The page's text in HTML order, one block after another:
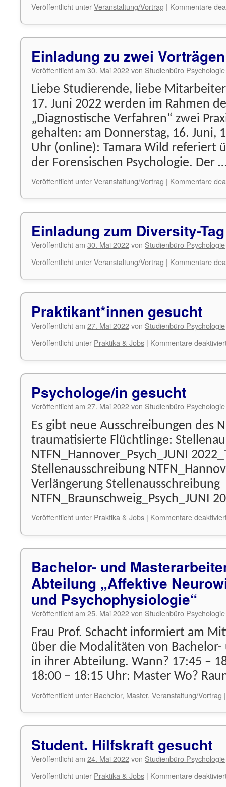
Veröffentlicht unterVeranstaltung/Vortrag | Kommentare
Einladung zu zwei Vorträgen
Veröffentlicht am 30. Mai 2022von Studienbüro Psychologie
Liebe Studierende, liebe
17. Juni 2022 werden im Rahmen
„Diagnostische Verfahren“ zwei
gehalten: am Donnerstag, 16. Juni,
Uhr (online): Tamara Wild referiert
der Forensischen Psychologie. Der
Veröffentlicht unterVeranstaltung/Vortrag | Kommentare
Einladung zum Diversity-Tag
Veröffentlicht am 30. Mai 2022von Studienbüro Psychologie
Veröffentlicht unterVeranstaltung/Vortrag | Kommentare
Praktikant*innen gesucht
Veröffentlicht am 27. Mai 2022von Studienbüro Psychologie
Veröffentlicht unter Praktika & Jobs | Kommentare
Psychologe/in gesucht
Veröffentlicht am 27. Mai 2022von Studienbüro Psychologie
Es gibt neue Ausschreibungen des
traumatisierte Flüchtlinge:
NTFN_Hannover_Psych_JUNI
Stellenausschreibung
Verlängerung Stellenausschreibung
NTFN_Braunschweig_Psych_JUNI
Veröffentlicht unter Praktika & Jobs | Kommentare
Bachelor- und
Abteilung „Affektive
und Psychophysiologie“
Veröffentlicht am 25. Mai 2022von Studienbüro Psychologie
Frau Prof. Schacht informiert am
über die Modalitäten von
in ihrer Abteilung. Wann? 17:45 –
18:00 – 18:15 Uhr: Master Wo?
Veröffentlicht unter Bachelor, Master, Veranstaltung/Vortrag |
Student. Hilfskraft gesucht
Veröffentlicht am 24. Mai 2022von Studienbüro Psychologie
Veröffentlicht unter Praktika & Jobs | Kommentare